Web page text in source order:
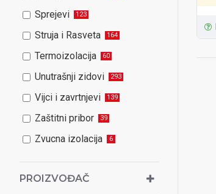
Sprejevi 123
Struja i Rasveta 164
Termoizolacija 60
Unutrašnji zidovi 293
Vijci i zavrtnjevi 139
Zaštitni pribor 39
Zvucna izolacija 6
PROIZVOĐAČ